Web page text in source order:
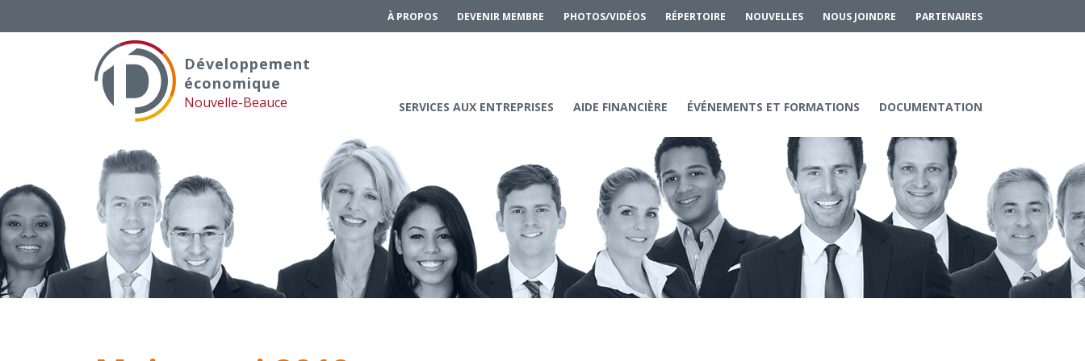
À PROPOS DEVENIR MEMBRE PHOTOS/VIDÉOS RÉPERTOIRE NOUVELLES NOUS JOINDRE PARTENAIRES
Développement
économique
Nouvelle-Beauce SERVICES AUX ENTREPRISES AIDE FINANCIÈRE ÉVÉNEMENTS ET FORMATIONS DOCUMENTATION